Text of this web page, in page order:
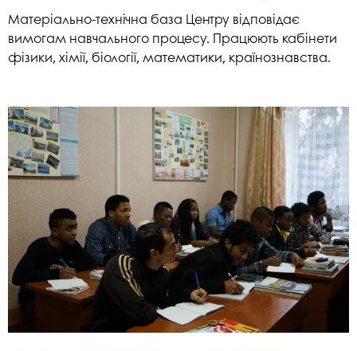
Матеріально-технічна база Центру відповідає
вимогам навчального процесу. Працюють кабінети
фізики, хімії, біології, математики, країнознавства.